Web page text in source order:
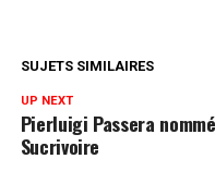
SUJETS SIMILAIRES
UP NEXT
Pierluigi Passera
Sucrivoire